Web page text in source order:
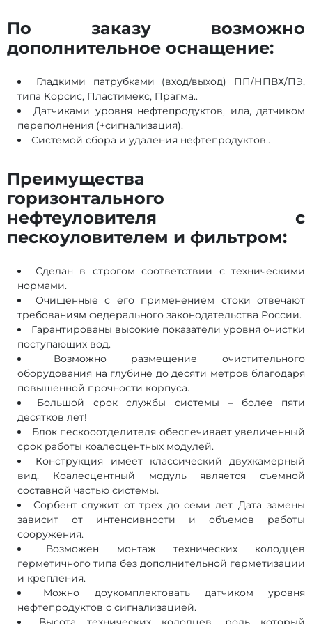
По заказу возможно
дополнительное оснащение:
Гладкими патрубками (вход/выход) ПП/НПВХ/ПЭ,
типа Корсис, Пластимекс, Прагма..
Датчиками уровня нефтепродуктов, ила, датчиком
переполнения (+сигнализация).
Системой сбора и удаления нефтепродуктов..
Преимущества
горизонтального
нефтеуловителя c
пескоуловителем и фильтром:
Сделан в строгом соответствии с техническими
нормами.
Очищенные с его применением стоки отвечают
требованиям федерального законодательства России.
Гарантированы высокие показатели уровня очистки
поступающих вод.
Возможно размещение очистительного
оборудования на глубине до десяти метров благодаря
повышенной прочности корпуса.
Большой срок службы системы – более пяти
десятков лет!
Блок пескооотделителя обеспечивает увеличенный
срок работы коалесцентных модулей.
Конструкция имеет классический двухкамерный
вид. Коалесцентный модуль является съемной
составной частью системы.
Сорбент служит от трех до семи лет. Дата замены
зависит от интенсивности и объемов работы
сооружения.
Возможен монтаж технических колодцев
герметичного типа без дополнительной герметизации
и крепления.
Можно доукомплектовать датчиком уровня
нефтепродуктов с сигнализацией.